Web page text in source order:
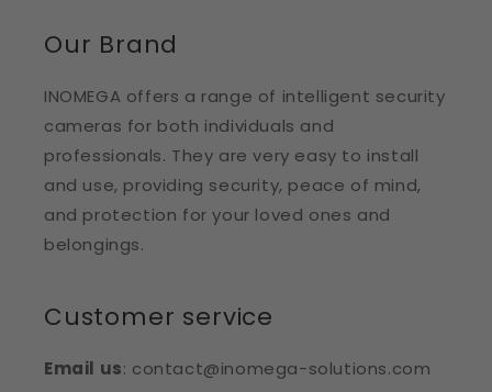
Our Brand
INOMEGA offers a range of intelligent security
cameras for both individuals and
professionals. They are very easy to install
and use, providing security, peace of mind,
and protection for your loved ones and
belongings.
Customer service
Email us: contact@inomega-solutions.com